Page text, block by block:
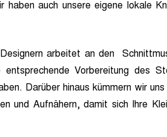
auch unsere eigene lokale
arbeitet an den
entsprechende Vorbereitung des
Darüber hinaus kümmern wir
und Aufnähern, damit sich Ihre